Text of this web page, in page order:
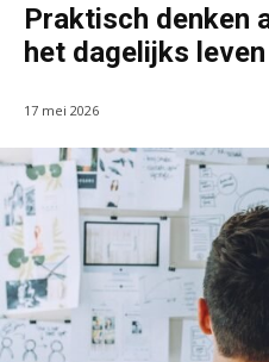
Praktisch denken
het dagelijks leven
17 mei 2026